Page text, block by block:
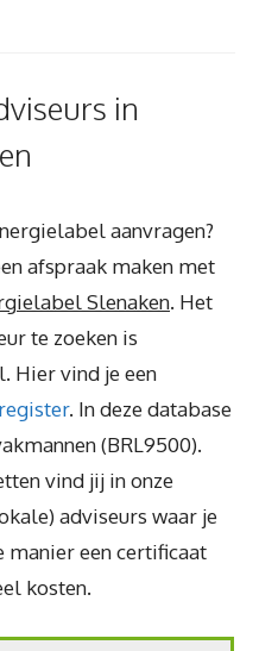
in
aanvragen?
afspraak maken met
Slenaken. Het
te zoeken is
Hier vind je een
. In deze database
(BRL9500).
vind jij in onze
adviseurs waar je
een certificaat
kosten.